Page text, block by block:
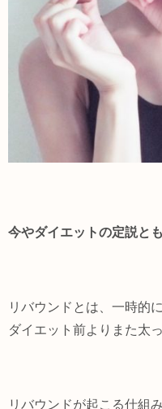
今やダイエットの定説と
リバウンドとは、一時的
ダイエット前よりまた太
リバウンドが起こる仕組